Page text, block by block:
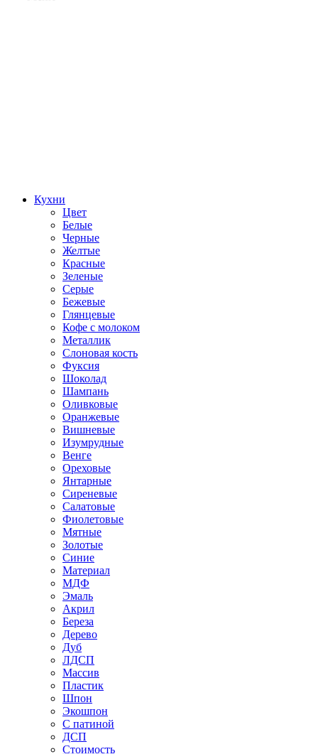
Кухни
Цвет
Белые
Черные
Желтые
Красные
Зеленые
Серые
Бежевые
Глянцевые
Кофе с молоком
Металлик
Слоновая кость
Фуксия
Шоколад
Шампань
Оливковые
Оранжевые
Вишневые
Изумрудные
Венге
Ореховые
Янтарные
Сиреневые
Салатовые
Фиолетовые
Мятные
Золотые
Синие
Материал
МДФ
Эмаль
Акрил
Береза
Дерево
Дуб
ЛДСП
Массив
Пластик
Шпон
Экошпон
С патиной
ДСП
Стоимость